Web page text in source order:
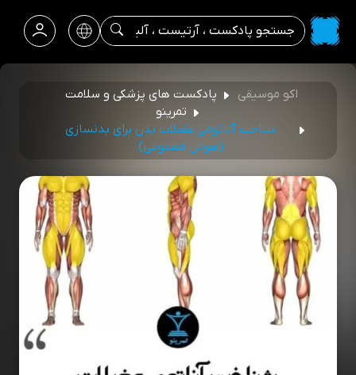
اکو موسیقی
پادکست های پزشکی و سلامت
تمرینو
شناخت آناتومی عضلات بدن برای بدنسازی
(هوش مصنوعی)